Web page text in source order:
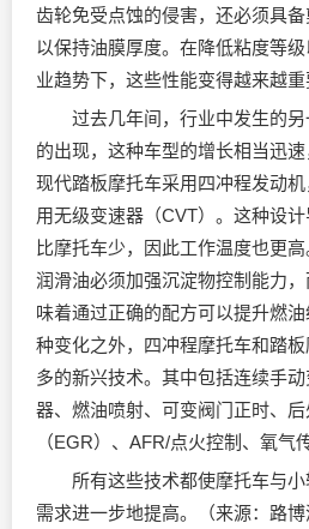
齿轮免受点蚀的侵害，还必须具
以保持油膜厚度。在降低粘度等
业趋势下，这些性能变得越来越重
过去几年间，行业中发生的另
的出现，这种车型的增长相当迅速
现代踏板摩托车采用四冲程发动
用无级变速器（CVT）。这种设
比摩托车少，因此工作温度也更
润滑油必须加强沉淀物控制能力
味着通过正确的配方可以提升燃
种变化之外，四冲程摩托车和踏
多的新兴技术。其中包括连续手
器、燃油喷射、可变阀门正时、
（EGR）、AFR/点火控制、氧气
所有这些技术都使摩托车与小
需求进一步地提高。（来源：路博